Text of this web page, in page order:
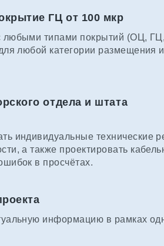
ГЦ от 100 мкр
любыми типами покрытий (ОЦ,
любой категории размещения
отдела и штата
индивидуальные технические
а также проектировать
в просчётах.
информацию в рамках